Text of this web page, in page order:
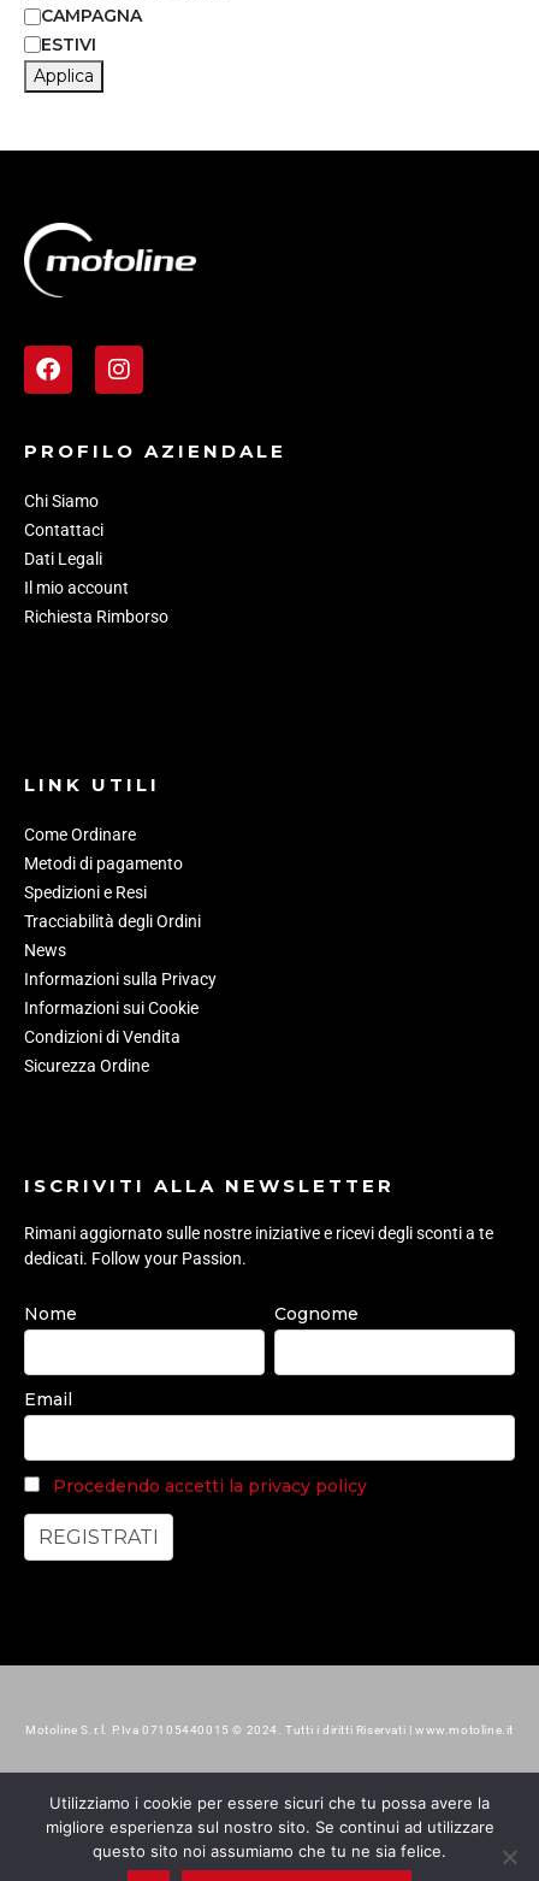
CAMPAGNA
ESTIVI
Applica
PROFILO AZIENDALE
Chi Siamo
Contattaci
Dati Legali
Il mio account
Richiesta Rimborso
LINK UTILI
Come Ordinare
Metodi di pagamento
Spedizioni e Resi
Tracciabilità degli Ordini
News
Informazioni sulla Privacy
Informazioni sui Cookie
Condizioni di Vendita
Sicurezza Ordine
ISCRIVITI ALLA NEWSLETTER
Rimani aggiornato sulle nostre iniziative e ricevi degli sconti a te
dedicati. Follow your Passion.
Nome Cognome
Email
Procedendo accetti la privacy policy
Motoline S.r.l. P.Iva 07105440015 © 2024. Tutti i diritti Riservati | www.motoline.it
Utilizziamo i cookie per essere sicuri che tu possa avere la
migliore esperienza sul nostro sito. Se continui ad utilizzare
questo sito noi assumiamo che tu ne sia felice.